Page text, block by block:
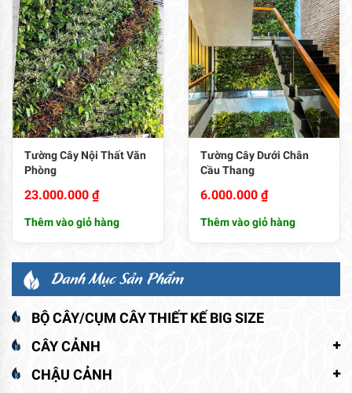
Tường Cây Nội Thất Văn
Phòng
23.000.000 ₫
Thêm vào giỏ hàng
Tường Cây Dưới Chân
Cầu Thang
6.000.000 ₫
Thêm vào giỏ hàng
Danh Mục Sản Phẩm
BỘ CÂY/CỤM CÂY THIẾT KẾ BIG SIZE
CÂY CẢNH
CHẬU CẢNH